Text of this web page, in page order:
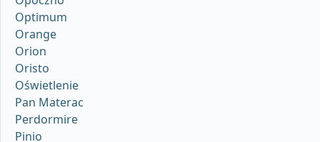
Optimum
Orange
Orion
Oristo
Oświetlenie
Pan Materac
Perdormire
Pinio